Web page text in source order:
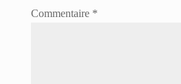
Commentaire *